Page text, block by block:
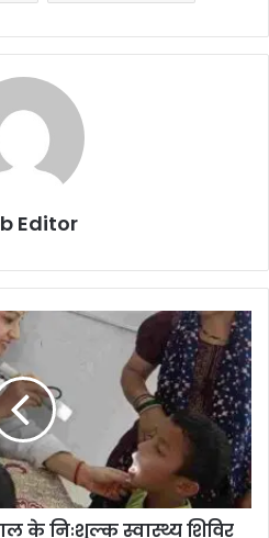
Editor
के निःशुल्क स्वास्थ्य शिविर